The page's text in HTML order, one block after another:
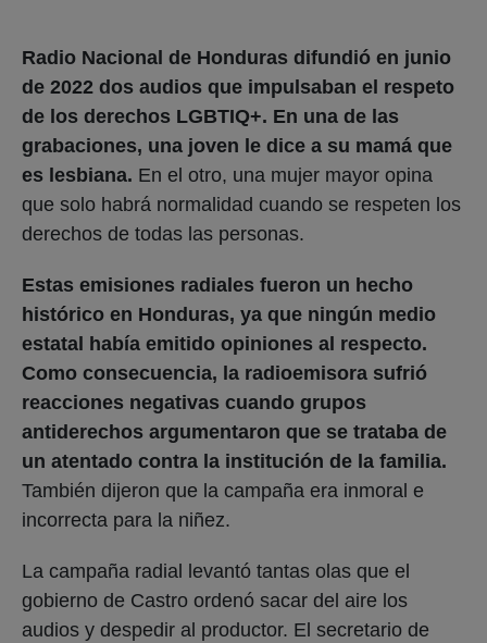
Radio Nacional de Honduras difundió en junio
de 2022 dos audios que impulsaban el respeto
de los derechos LGBTIQ+. En una de las
grabaciones, una joven le dice a su mamá que
es lesbiana. En el otro, una mujer mayor opina
que solo habrá normalidad cuando se respeten los
derechos de todas las personas.
Estas emisiones radiales fueron un hecho
histórico en Honduras, ya que ningún medio
estatal había emitido opiniones al respecto.
Como consecuencia, la radioemisora sufrió
reacciones negativas cuando grupos
antiderechos argumentaron que se trataba de
un atentado contra la institución de la familia.
También dijeron que la campaña era inmoral e
incorrecta para la niñez.
La campaña radial levantó tantas olas que el
gobierno de Castro ordenó sacar del aire los
audios y despedir al productor. El secretario de